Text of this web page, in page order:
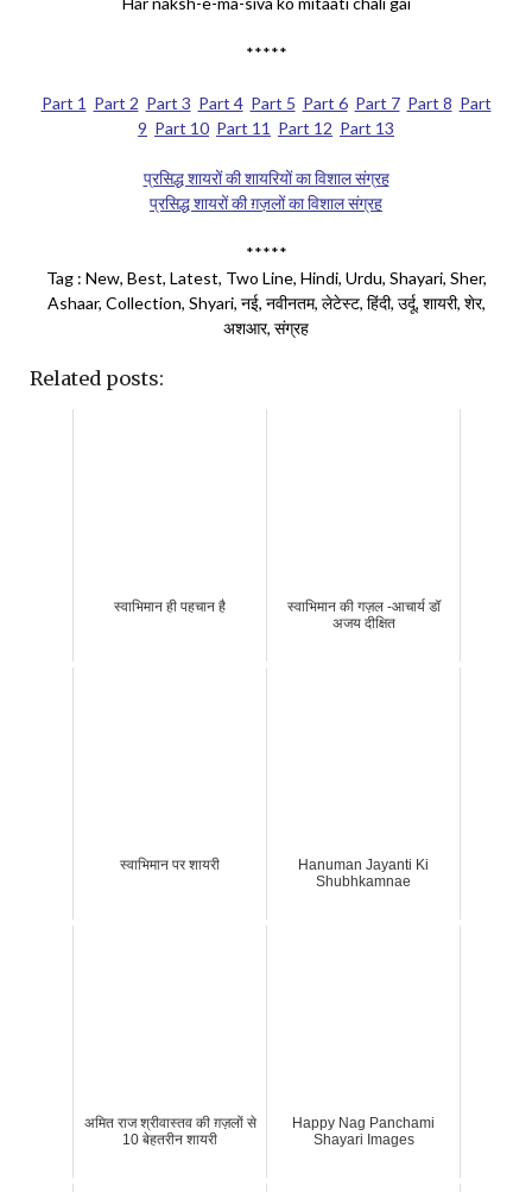
*****
Part 1 Part 2 Part 3 Part 4 Part 5 Part 6 Part 7 Part 8 Part
9 Part 10 Part 11 Part 12 Part 13
प्रसिद्ध शायरों की शायरियों का विशाल संग्रह
प्रसिद्ध शायरों की ग़ज़लों का विशाल संग्रह
*****
Tag : New, Best, Latest, Two Line, Hindi, Urdu, Shayari, Sher,
Ashaar, Collection, Shyari, नई, नवीनतम, लेटेस्ट, हिंदी, उर्दू, शायरी, शेर,
अशआर, संग्रह
Related posts:
स्वाभिमान ही पहचान है
स्वाभिमान की गज़ल -आचार्य डॉ
अजय दीक्षित
स्वाभिमान पर शायरी
Hanuman Jayanti Ki
Shubhkamnae
अमित राज श्रीवास्तव की ग़ज़लों से
10 बेहतरीन शायरी
Happy Nag Panchami
Shayari Images